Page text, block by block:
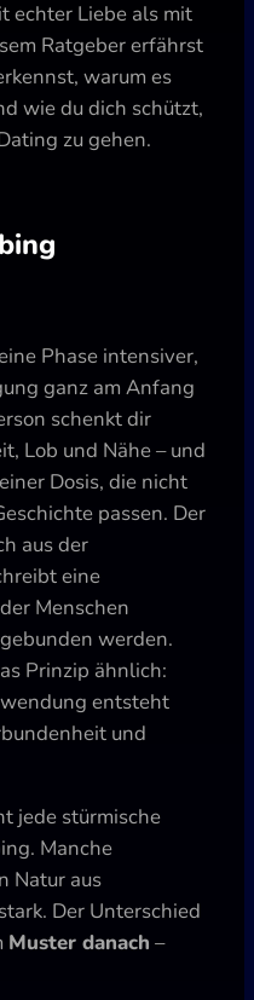
echter Liebe als mit
Ratgeber erfährst
warum es
wie du dich schützt,
zu gehen.
Phase intensiver,
ganz am Anfang
schenkt dir
Lob und Nähe – und
Dosis, die nicht
passen. Der
aus der
eine
Menschen
werden.
Prinzip ähnlich:
entsteht
und
jede stürmische
Manche
Natur aus
Der Unterschied
Muster danach –